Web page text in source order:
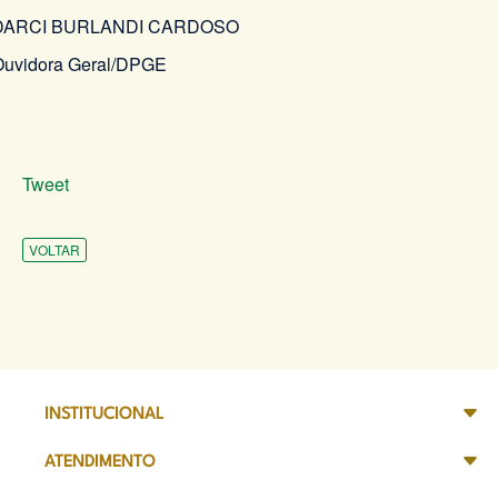
BURLANDI CARDOSO
Geral/DPGE
Tweet
VOLTAR
INSTITUCIONAL
ATENDIMENTO